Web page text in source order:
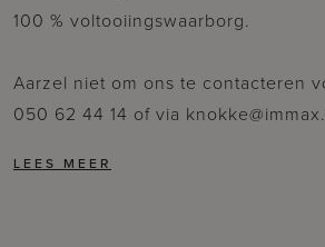
100 % voltooiingswaarborg.
Aarzel niet om ons te contacteren
050 62 44 14 of via